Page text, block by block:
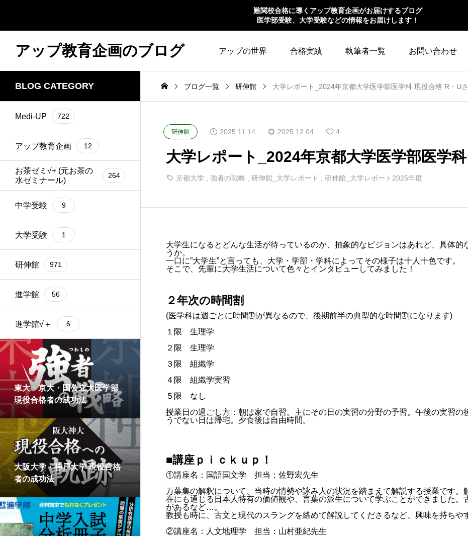
難関校合格に導くアップ教育企画がお届けするブログ
医学部受験、大学受験などの情報をお届けします！
アップ教育企画のブログ アップの世界 合格実績 執筆者一覧 お問い合わせ
BLOG CATEGORY
Medi-UP 722
アップ教育企画 12
お茶ゼミ√+ (元お茶の
水ゼミナール)
264
中学受験 9
大学受験 1
研伸館 971
進学館 56
進学館√＋ 6
東大・京大・国公立大医学部
現役合格者の成功法
大阪大学・神戸大学 現役合格
者の成功法
ブログ一覧 研伸館 大学レポート_2024年京都大学医学部医学科 現役合格 R・U
研伸館 2025.11.14 2025.12.04 4
大学レポート_2024年京都大学医学部医学
京都大学 強者の戦略 研伸館_大学レポート 研伸館_大学レポート2025年度
大学生になるとどんな生活が待っているのか、抽象的なビジョンはあれど、具体
うか。
一口に”大学生”と言っても、大学・学部・学科によってその様子は十人十色です。
そこで、先輩に大学生活について色々とインタビューしてみました！
２年次の時間割
(医学科は週ごとに時間割が異なるので、後期前半の典型的な時間割になります)
１限 生理学
２限 生理学
３限 組織学
４限 組織学実習
５限 なし
授業日の過ごし方：朝は家で自習。主にその日の実習の分野の予習。午後の実習
うでない日は帰宅。夕食後は自由時間。
■講座ｐｉｃｋｕｐ！
①講座名：国語国文学 担当：佐野宏先生
万葉集の解釈について、当時の情勢や詠み人の状況を踏まえて解説する授業です
在にも通じる日本人特有の価値観や、言葉の派生について学ぶことができました
があるなど…。
教授も時に、古文と現代のスラングを絡めて解説してくださるなど、興味を持ちや
②講座名：人文地理学 担当：山村亜紀先生